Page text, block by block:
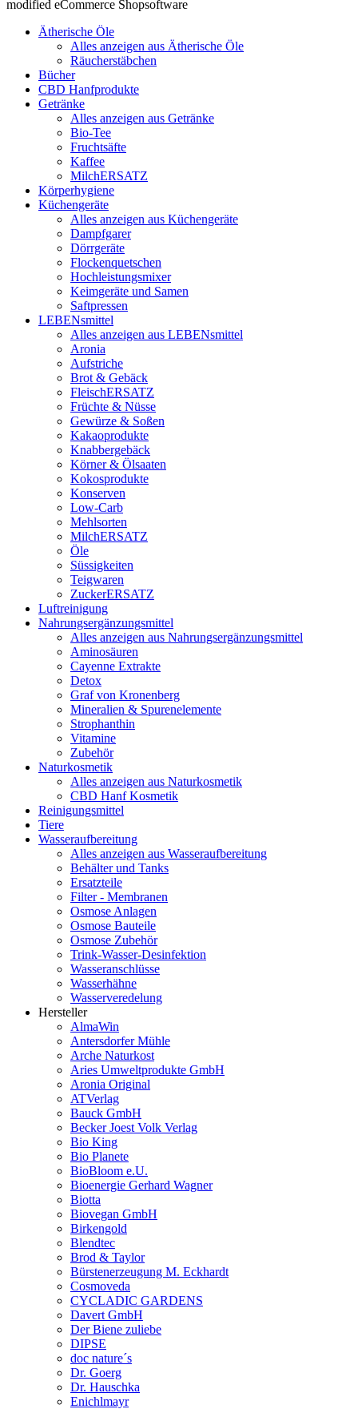
modified eCommerce Shopsoftware
Ätherische Öle
Alles anzeigen aus Ätherische Öle
Räucherstäbchen
Bücher
CBD Hanfprodukte
Getränke
Alles anzeigen aus Getränke
Bio-Tee
Fruchtsäfte
Kaffee
MilchERSATZ
Körperhygiene
Küchengeräte
Alles anzeigen aus Küchengeräte
Dampfgarer
Dörrgeräte
Flockenquetschen
Hochleistungsmixer
Keimgeräte und Samen
Saftpressen
LEBENsmittel
Alles anzeigen aus LEBENsmittel
Aronia
Aufstriche
Brot & Gebäck
FleischERSATZ
Früchte & Nüsse
Gewürze & Soßen
Kakaoprodukte
Knabbergebäck
Körner & Ölsaaten
Kokosprodukte
Konserven
Low-Carb
Mehlsorten
MilchERSATZ
Öle
Süssigkeiten
Teigwaren
ZuckerERSATZ
Luftreinigung
Nahrungsergänzungsmittel
Alles anzeigen aus Nahrungsergänzungsmittel
Aminosäuren
Cayenne Extrakte
Detox
Graf von Kronenberg
Mineralien & Spurenelemente
Strophanthin
Vitamine
Zubehör
Naturkosmetik
Alles anzeigen aus Naturkosmetik
CBD Hanf Kosmetik
Reinigungsmittel
Tiere
Wasseraufbereitung
Alles anzeigen aus Wasseraufbereitung
Behälter und Tanks
Ersatzteile
Filter - Membranen
Osmose Anlagen
Osmose Bauteile
Osmose Zubehör
Trink-Wasser-Desinfektion
Wasseranschlüsse
Wasserhähne
Wasserveredelung
Hersteller
AlmaWin
Antersdorfer Mühle
Arche Naturkost
Aries Umweltprodukte GmbH
Aronia Original
ATVerlag
Bauck GmbH
Becker Joest Volk Verlag
Bio King
Bio Planete
BioBloom e.U.
Bioenergie Gerhard Wagner
Biotta
Biovegan GmbH
Birkengold
Blendtec
Brod & Taylor
Bürstenerzeugung M. Eckhardt
Cosmoveda
CYCLADIC GARDENS
Davert GmbH
Der Biene zuliebe
DIPSE
doc nature´s
Dr. Goerg
Dr. Hauschka
Enichlmayr